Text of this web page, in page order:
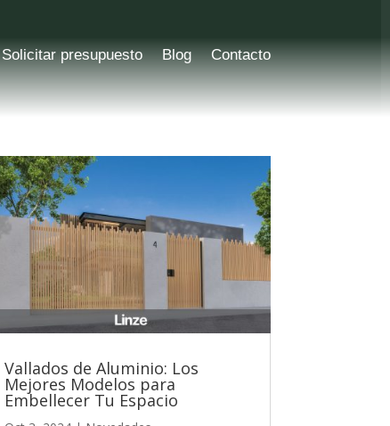
Solicitar presupuesto Blog Contacto
Vallados de Aluminio: Los
Mejores Modelos para
Embellecer Tu Espacio